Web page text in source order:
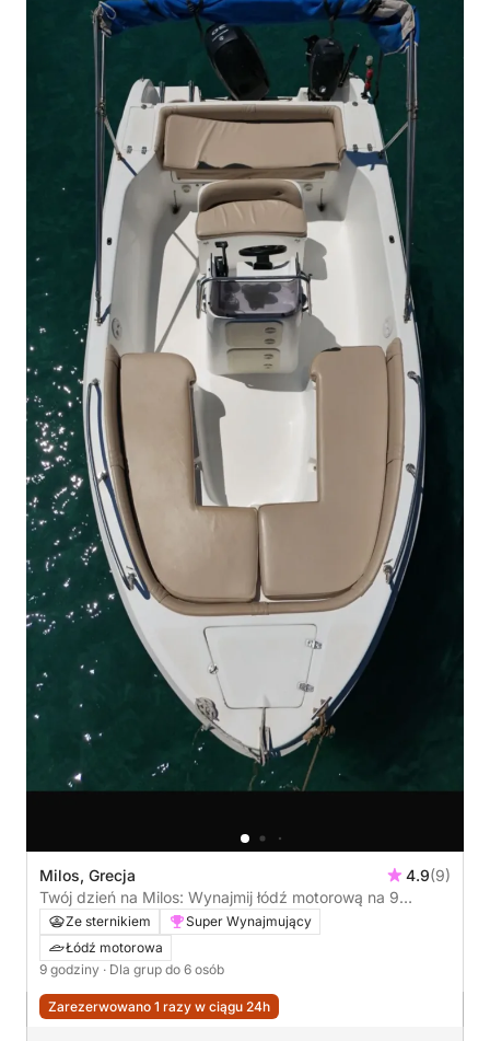
Milos, Grecja 4.9(9)
Twój dzień na Milos: Wynajmij łódź motorową na 9
godzin odkrywania
Ze sternikiem
Super Wynajmujący
Łódź motorowa
9 godziny · Dla grup do 6 osób
Zarezerwowano 1 razy w ciągu 24h